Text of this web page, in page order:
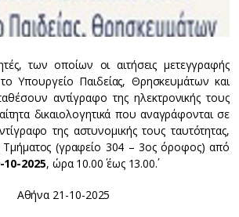
των οποίων οι αιτήσεις μετεγγραφής
Υπουργείο Παιδείας, Θρησκευμάτων και
αντίγραφο της ηλεκτρονικής τους
δικαιολογητικά που αναγράφονται σε
της αστυνομικής τους ταυτότητας,
Τμήματος (γραφείο 304 – 3ος όροφος) από
2025, ώρα 10.00΄ έως 13.00΄.
Αθήνα 21-10-2025